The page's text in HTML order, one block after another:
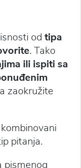
od tipa
. Tako
ili ispiti sa
zaokružite
pitanja.
pismenog